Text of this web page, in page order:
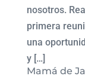
nosotros.
primera
una
y […]
Mamá de